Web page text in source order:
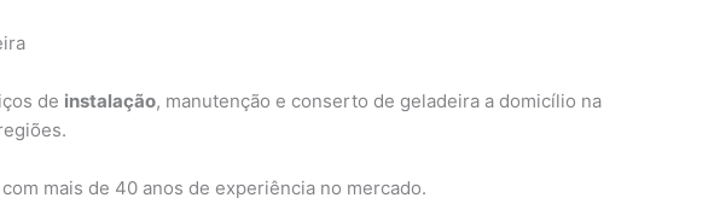
de instalação, manutenção e conserto de geladeira a domicílio na
mais de 40 anos de experiência no mercado.